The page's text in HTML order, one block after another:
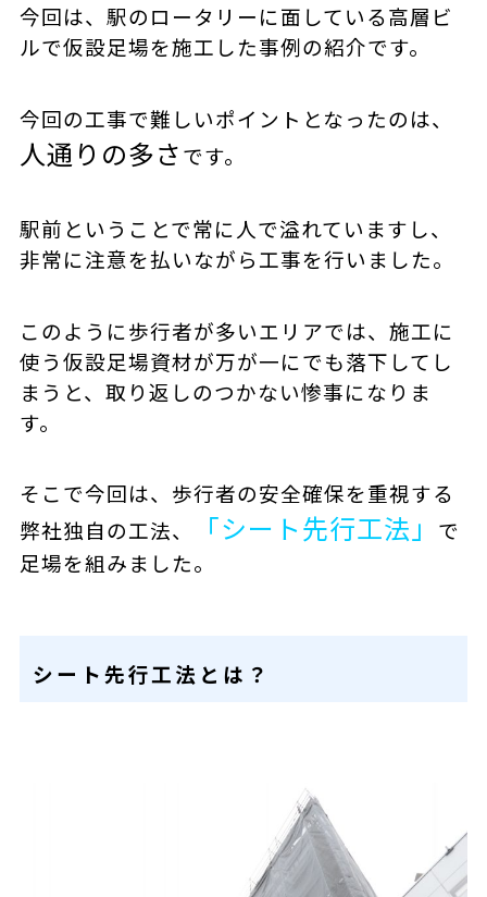
今回は、駅のロータリーに面している高層ビ
ルで仮設足場を施工した事例の紹介です。
今回の工事で難しいポイントとなったのは、
人通りの多さです。
駅前ということで常に人で溢れていますし、
非常に注意を払いながら工事を行いました。
このように歩行者が多いエリアでは、施工に
使う仮設足場資材が万が一にでも落下してし
まうと、取り返しのつかない惨事になりま
す。
そこで今回は、歩行者の安全確保を重視する
弊社独自の工法、
「シート先行工法」
で
足場を組みました。
シート先行工法とは？